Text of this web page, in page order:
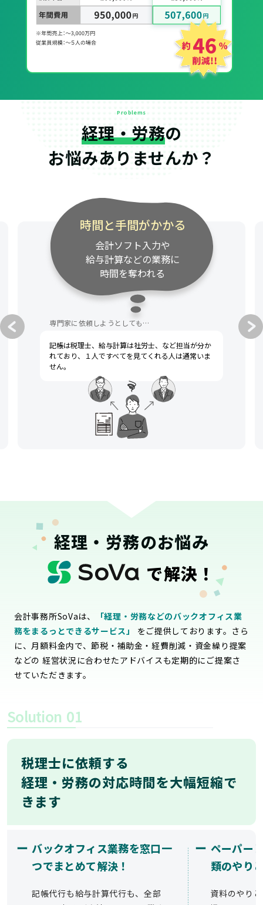
Problems
経理・労務の
お悩みありませんか？
時間と手間がかかる
会計ソフト入力や
給与計算などの業務に
時間を奪われる
専門家に依頼しようとしても…
記帳は税理士、給与計算は社労士、など担当が分か
れており、１人ですべてを見てくれる人は通常いま
経理・労務のお悩み
で解決！
会計事務所SoVaは、
「経理・労務などのバックオフィス業
務をまるっとできるサービス」
をご提供しております。さら
に、月額料金内で、節税・補助金・経費削減・資金繰り提案
などの 経営状況に合わせたアドバイスも定期的にご提案さ
せていただきます。
Solution 01
税理士に依頼する
経理・労務の対応時間を大幅短縮で
きます
ー バックオフィス業務を窓口一
つでまとめて解決！
記帳代行も給与計算代行も、全部
ー ペーパー
類のやり
資料のやり